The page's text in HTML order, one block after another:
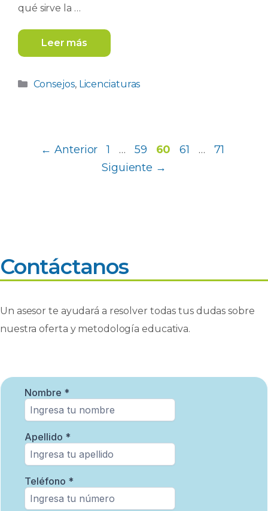
qué sirve la …
Leer más
Categorías
Consejos, Licenciaturas
← Anterior Página
1 … Página
59 Página
60 Página
61 … Página
71
Siguiente →
Contáctanos
Un asesor te ayudará a resolver todas tus dudas sobre
nuestra oferta y metodología educativa.